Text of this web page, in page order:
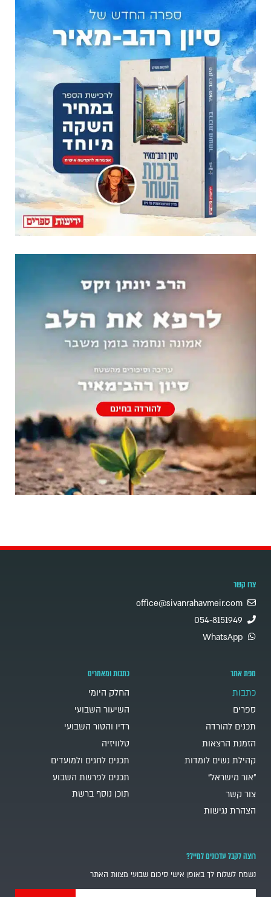
צרו קשר
office@sivanrahavmeir.com
054-8151949
WhatsApp
מפת אתר
כתבות
ספרים
תכנים להורדה
הזמנת הרצאות
קהילת נשים לומדות
"אור מישראל"
צור קשר
הצהרת נגישות
כתבות ומאמרים
החלק היומי
השיעור השבועי
רדיו והטור השבועי
טלוויזיה
תכנים לחגים ולמועדים
תכנים לפרשת השבוע
תוכן נוסף ברשת
רוצה לקבל עדכונים למייל?
נשמח לשלוח לך באופן אישי סיכום שבועי מצוות האתר